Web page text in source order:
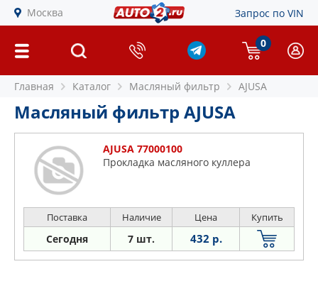
Москва Запрос по VIN
0
Главная Каталог Масляный фильтр AJUSA
Масляный фильтр AJUSA
AJUSA 77000100
Прокладка масляного куллера
Поставка Наличие Цена Купить
Сегодня 7 шт. 432 р.